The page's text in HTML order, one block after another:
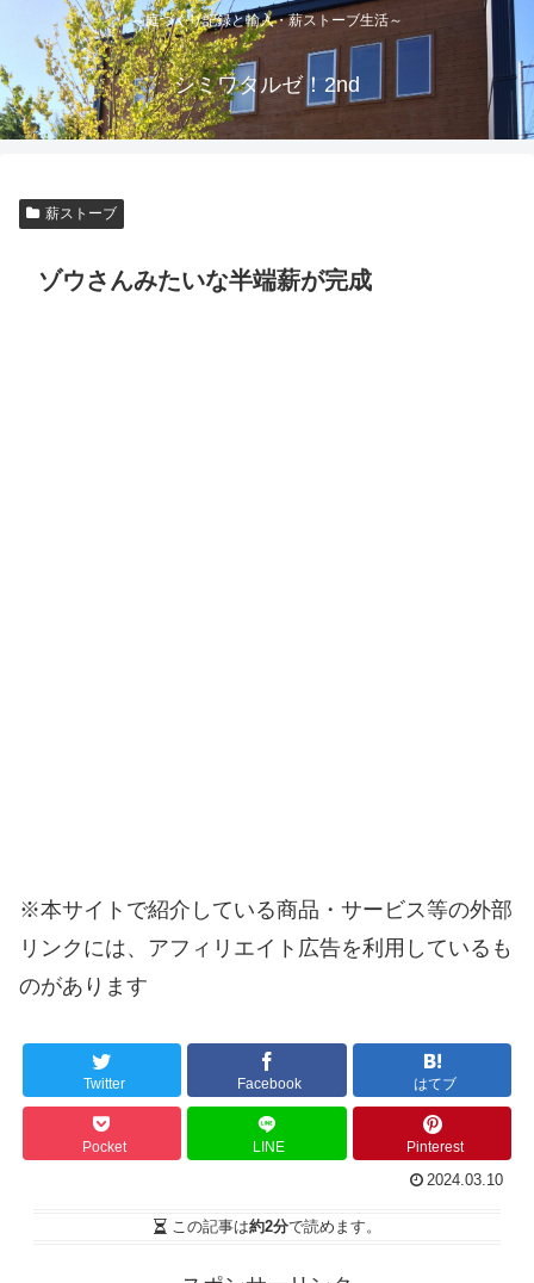
～庭づくり記録と輸入・薪ストーブ生活～
シミワタルゼ！2nd
薪ストーブ
ゾウさんみたいな半端薪が完成
※本サイトで紹介している商品・サービス等の外部
リンクには、アフィリエイト広告を利用しているも
のがあります
Twitter Facebook はてブ
Pocket LINE Pinterest
2024.03.10
この記事は約2分で読めます。